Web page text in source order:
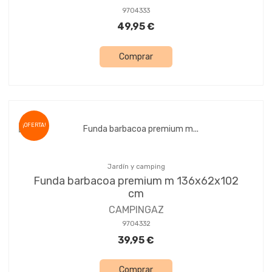
9704333
49,95 €
Comprar
¡OFERTA!
Jardín y camping
Funda barbacoa premium m 136x62x102
cm
CAMPINGAZ
9704332
39,95 €